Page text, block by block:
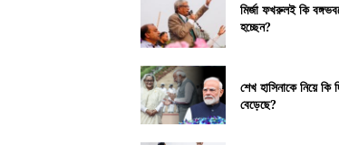
মির্জা ফখরুলই কি
হচ্ছেন?
শেখ হাসিনাকে নিয়ে
বেড়েছে?